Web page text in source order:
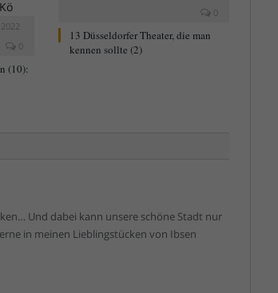
0
(10):
0
13 Düsseldorfer Theater, die man
kennen sollte (2)
Und dabei kann unsere schöne Stadt nur
in meinen Lieblingstücken von Ibsen